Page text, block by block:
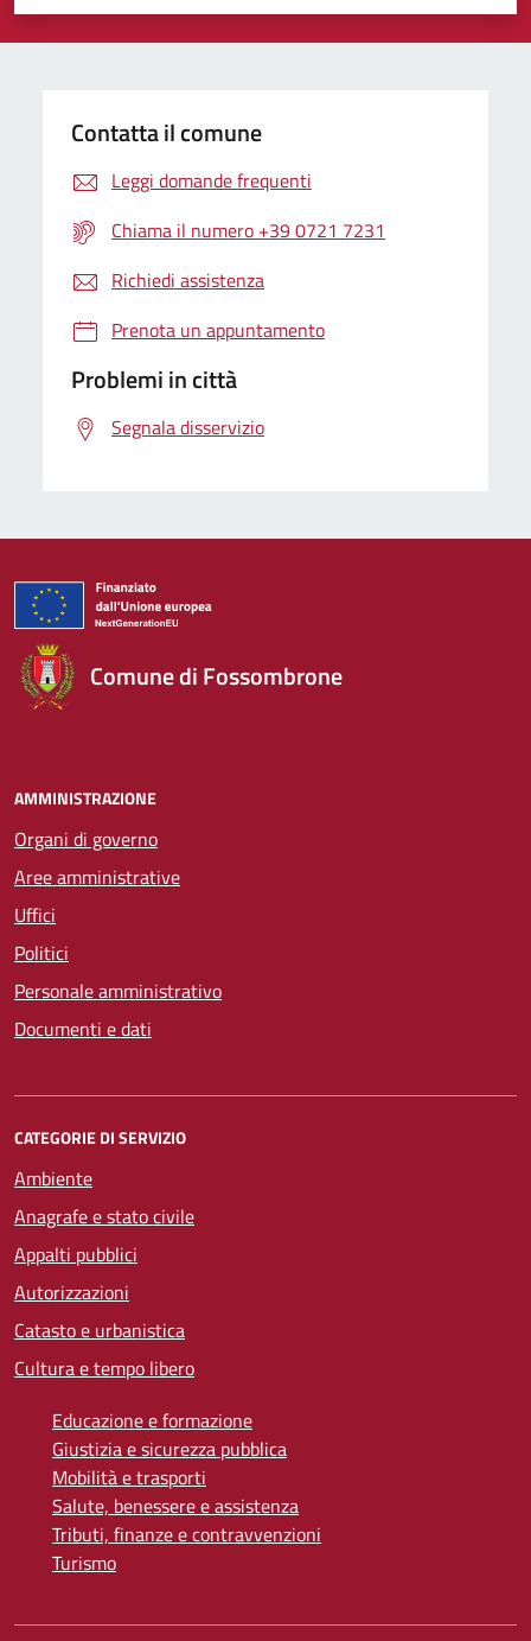
Valuta 5 stelle su 5
Valuta 4 stelle su 5
Valuta 3 stelle su 5
Valuta 2 stelle su 5
Valuta 1 stelle su 5
Contatta il comune
Leggi domande frequenti
Chiama il numero +39 0721 7231
Richiedi assistenza
Prenota un appuntamento
Problemi in città
Segnala disservizio
Comune di Fossombrone
AMMINISTRAZIONE
Organi di governo
Aree amministrative
Uffici
Politici
Personale amministrativo
Documenti e dati
CATEGORIE DI SERVIZIO
Ambiente
Anagrafe e stato civile
Appalti pubblici
Autorizzazioni
Catasto e urbanistica
Cultura e tempo libero
Educazione e formazione
Giustizia e sicurezza pubblica
Mobilità e trasporti
Salute, benessere e assistenza
Tributi, finanze e contravvenzioni
Turismo